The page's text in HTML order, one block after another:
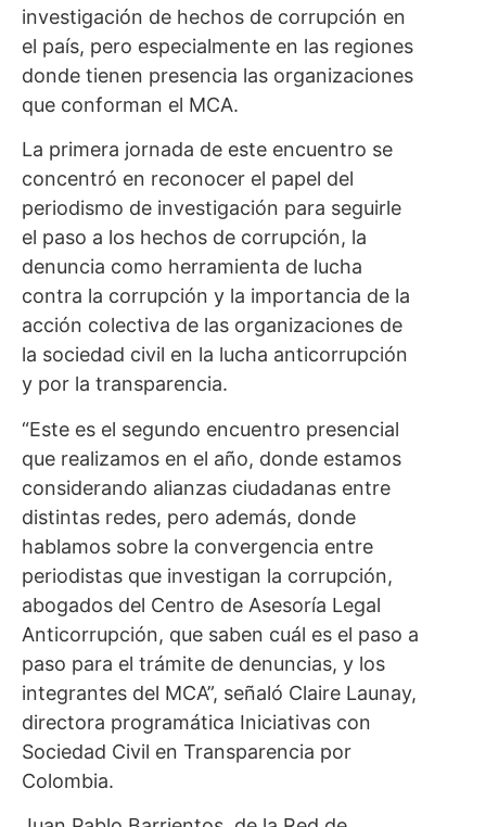
investigación de hechos de corrupción en
el país, pero especialmente en las regiones
donde tienen presencia las organizaciones
que conforman el MCA.
La primera jornada de este encuentro se
concentró en reconocer el papel del
periodismo de investigación para seguirle
el paso a los hechos de corrupción, la
denuncia como herramienta de lucha
contra la corrupción y la importancia de la
acción colectiva de las organizaciones de
la sociedad civil en la lucha anticorrupción
y por la transparencia.
“Este es el segundo encuentro presencial
que realizamos en el año, donde estamos
considerando alianzas ciudadanas entre
distintas redes, pero además, donde
hablamos sobre la convergencia entre
periodistas que investigan la corrupción,
abogados del Centro de Asesoría Legal
Anticorrupción, que saben cuál es el paso a
paso para el trámite de denuncias, y los
integrantes del MCA”, señaló Claire Launay,
directora programática Iniciativas con
Sociedad Civil en Transparencia por
Colombia.